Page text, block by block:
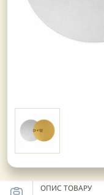
ОПИС ТОВАРУ